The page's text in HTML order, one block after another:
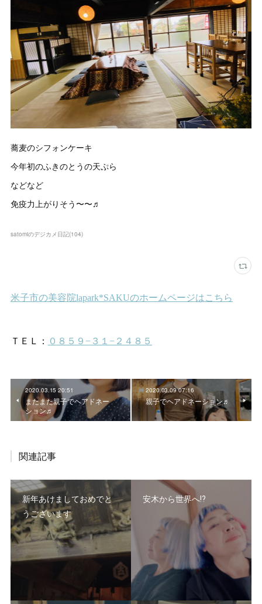
蕎麦のシフォンケーキ
今年初のふきのとうの天ぷら
などなど
免疫力上がりそう〜〜♬
satomiのデジカメ日記(104)
2020.03.15 20:51
またまた親子でヘアドネー
ション♬
2020.03.09 07:16
親子でヘアドネーション♬
関連記事
新年あけましておめでと
うございます
安木から世界へ⁉️